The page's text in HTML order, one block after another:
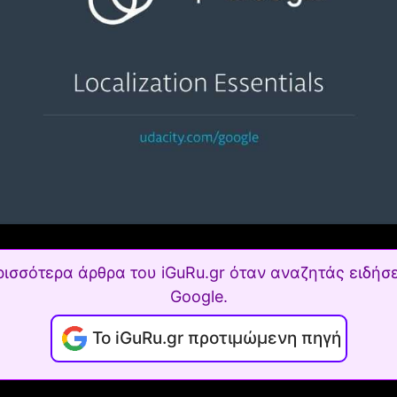
άρθρα του iGuRu.gr όταν αναζητάς
Google.
Το iGuRu.gr προτιμώμενη πηγή